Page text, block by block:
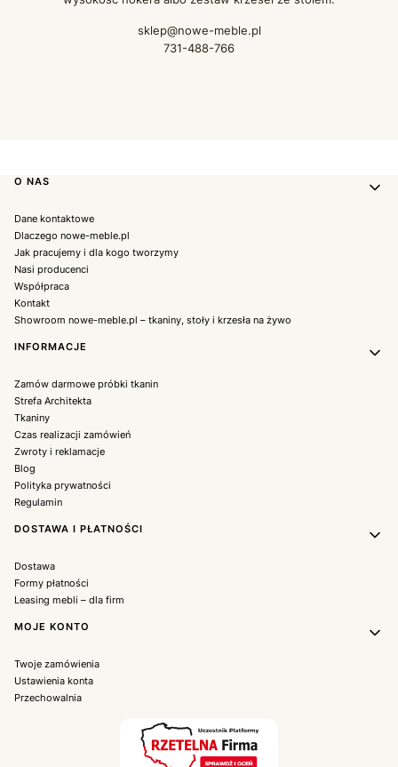
sklep@nowe-meble.pl
731-488-766
Linki w stopce
O NAS
Dane kontaktowe
Dlaczego nowe-meble.pl
Jak pracujemy i dla kogo tworzymy
Nasi producenci
Współpraca
Kontakt
Showroom nowe-meble.pl – tkaniny, stoły i krzesła na żywo
INFORMACJE
Zamów darmowe próbki tkanin
Strefa Architekta
Tkaniny
Czas realizacji zamówień
Zwroty i reklamacje
Blog
Polityka prywatności
Regulamin
DOSTAWA I PŁATNOŚCI
Dostawa
Formy płatności
Leasing mebli – dla firm
MOJE KONTO
Twoje zamówienia
Ustawienia konta
Przechowalnia